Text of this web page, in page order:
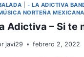
- LA ADICTIVA
NORTEÑA MEXICANA
Adictiva – Si te
javi29 febrero 2, 2022